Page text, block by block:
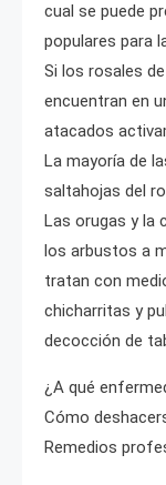
cual se puede
populares para
Si los rosales
encuentran en
atacados
La mayoría de
saltahojas del
Las orugas y la
los arbustos a
tratan con
chicharritas y
decocción de
¿A qué
Cómo
Remedios